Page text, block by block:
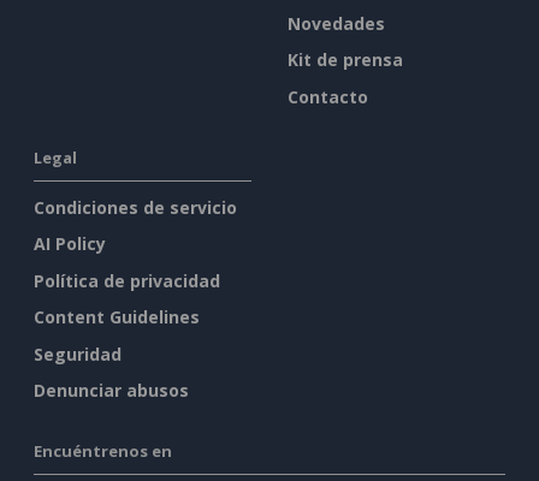
Novedades
Kit de prensa
Contacto
Legal
Condiciones de servicio
AI Policy
Política de privacidad
Content Guidelines
Seguridad
Denunciar abusos
Encuéntrenos en